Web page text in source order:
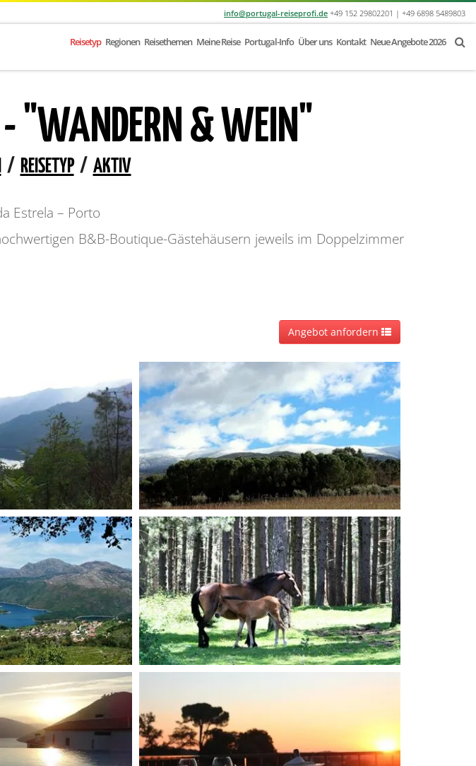
info@portugal-reiseprofi.de +49 152 29802201 | +49 6898 5489803
Reisetyp Regionen Reisethemen Meine Reise Portugal-Info Über uns Kontakt Neue Angebote 2026
- "WANDERN & WEIN"
/ REISETYP/ AKTIV
Estrela – Porto
B&B-Boutique-Gästehäusern jeweils im Doppelzimmer
Angebot anfordern